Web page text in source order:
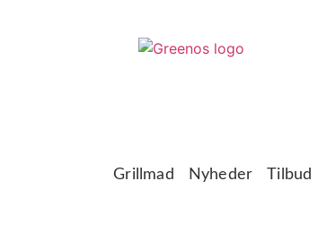
Grillmad Nyheder Tilbud